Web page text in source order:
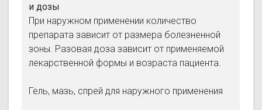
и дозы
При наружном применении количество
препарата зависит от размера болезненной
зоны. Разовая доза зависит от применяемой
лекарственной формы и возраста пациента.
Гель, мазь, спрей для наружного применения